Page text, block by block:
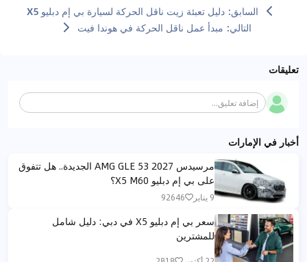
السابق: دليل تعبئة زيت ناقل الحركة لسيارة بي إم دبليو X5
التالي: مبدأ عمل ناقل الحركة في هوندا فيت
تعليقات
إضافة تعليق...
أخبار في الإمارات
مرسيدس AMG GLE 53 2027 الجديدة.. هل تتفوق
على بي إم دبليو X5 M60؟
9 يناير 92646
سعر بي إم دبليو X5 في دبي: دليل شامل
للمشترين